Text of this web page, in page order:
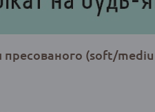
пресованого (soft/